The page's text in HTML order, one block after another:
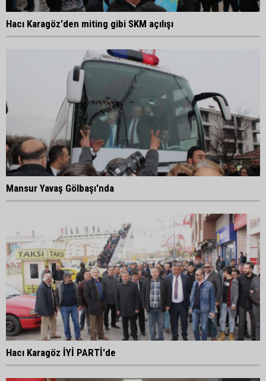
Hacı Karagöz'den miting gibi SKM açılışı
Mansur Yavaş Gölbaşı'nda
Hacı Karagöz İYİ PARTİ'de